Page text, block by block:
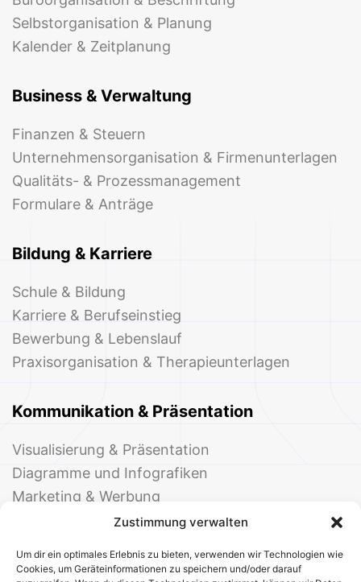
Zustimmung verwalten
Um dir ein optimales Erlebnis zu bieten, verwenden wir Technologien wie
Cookies, um Geräteinformationen zu speichern und/oder darauf
Selbstorganisation & Planung
Kalender & Zeitplanung
Business & Verwaltung
Finanzen & Steuern
Unternehmensorganisation & Firmenunterlagen
Qualitäts- & Prozessmanagement
Formulare & Anträge
Bildung & Karriere
Schule & Bildung
Karriere & Berufseinstieg
Bewerbung & Lebenslauf
Praxisorganisation & Therapieunterlagen
Kommunikation & Präsentation
Visualisierung & Präsentation
Diagramme und Infografiken
Marketing & Werbung
Events & Einladungen